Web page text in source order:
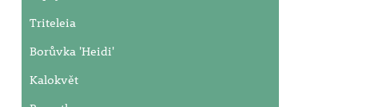
Triteleia
Borůvka 'Heidi'
Kalokvět